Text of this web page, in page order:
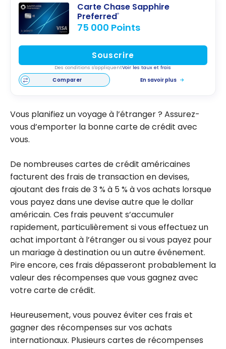
Carte Chase Sapphire
Preferred®
75 000 Points
Souscrire
Des conditions s'appliquentVoir les taux et frais
Comparer En savoir plus
Vous planifiez un voyage à l’étranger ? Assurez-
vous d’emporter la bonne carte de crédit avec
vous.
De nombreuses cartes de crédit américaines
facturent des frais de transaction en devises,
ajoutant des frais de 3 % à 5 % à vos achats lorsque
vous payez dans une devise autre que le dollar
américain. Ces frais peuvent s’accumuler
rapidement, particulièrement si vous effectuez un
achat important à l’étranger ou si vous payez pour
un mariage à destination ou un autre événement.
Pire encore, ces frais dépasseront probablement la
valeur des récompenses que vous gagnez avec
votre carte de crédit.
Heureusement, vous pouvez éviter ces frais et
gagner des récompenses sur vos achats
internationaux. Plusieurs cartes de récompenses